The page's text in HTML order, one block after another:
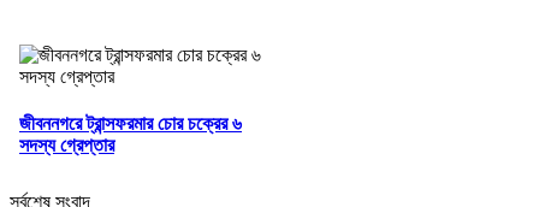
জীবননগরে ট্রান্সফরমার চোর চক্রের ৬
সদস্য গ্রেপ্তার
সর্বশেষ সংবাদ